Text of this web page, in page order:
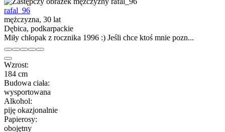
rafal_96
mężczyzna, 30 lat
Dębica, podkarpackie
Miły chłopak z rocznika 1996 :) Jeśli chce ktoś mnie pozn...
Wzrost:
184 cm
Budowa ciała:
wysportowana
Alkohol:
piję okazjonalnie
Papierosy:
obojętny